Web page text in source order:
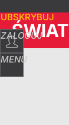
ZALOGUJ
MENU
ŚWIAT